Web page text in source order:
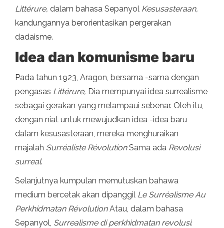
Littérure, dalam bahasa Sepanyol Kesusasteraan,
kandungannya berorientasikan pergerakan
dadaisme.
Idea dan komunisme baru
Pada tahun 1923, Aragon, bersama -sama dengan
pengasas Littérure, Dia mempunyai idea surrealisme
sebagai gerakan yang melampaui sebenar. Oleh itu,
dengan niat untuk mewujudkan idea -idea baru
dalam kesusasteraan, mereka menghuraikan
majalah Surréaliste RévolutionSama ada Revolusi
surreal.
Selanjutnya kumpulan memutuskan bahawa
medium bercetak akan dipanggil Le Surréalisme Au
Perkhidmatan RévolutionAtau, dalam bahasa
Sepanyol, Surrealisme di perkhidmatan revolusi.